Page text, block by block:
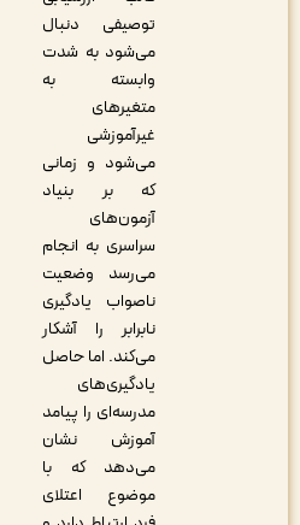
توصیفی دنبال
می‌شود به شدت
وابسته به
متغیرهای
غیرآموزشی
می‌شود و زمانی
که بر بنیاد
آزمون‌های
سراسری به انجام
می‌رسد وضعیت
ناصواب یادگیری
نابرابر را آشکار
می‌کند. اما حاصل
یادگیری‌های
مدرسه‌ای را پیامد
آموزش نشان
می‌دهد که با
موضوع اعتلای